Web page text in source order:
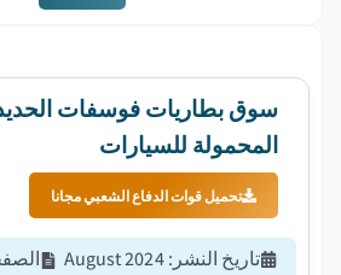
سوق بطاريات فوسفات الحديد
المحمولة للسيارات
تحميل قوات الدفاع الشعبي مجانا
تاريخ النشر :
August 2024